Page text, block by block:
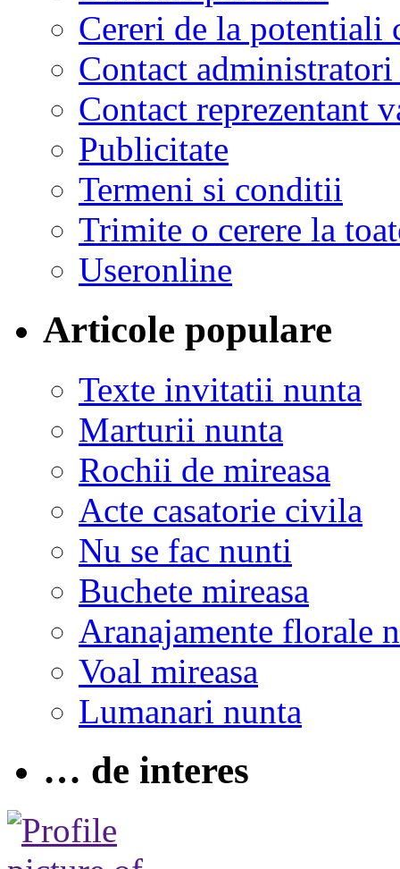
Cereri de la potentiali
Contact
Contact reprezentant
Publicitate
Termeni si conditii
Trimite o cerere la
Useronline
Articole populare
Texte invitatii nunta
Marturii nunta
Rochii de mireasa
Acte casatorie civila
Nu se fac nunti
Buchete mireasa
Aranajamente florale
Voal mireasa
Lumanari nunta
… de interes